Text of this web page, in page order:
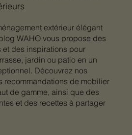
extérieur élégant
WAHO vous propose des
des inspirations pour
jardin ou patio en un
Découvrez nos
recommandations de mobilier
de gamme, ainsi que des
et des recettes à partager